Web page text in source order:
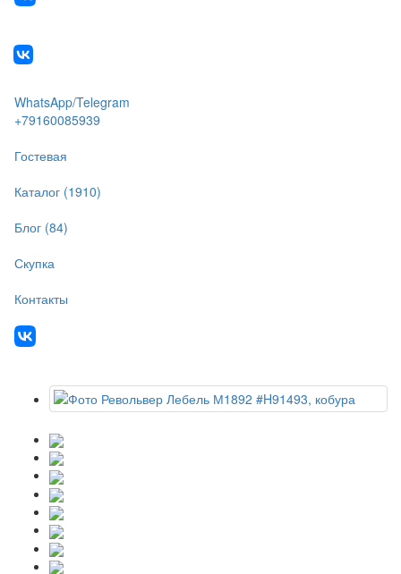
WhatsApp/Telegram
+79160085939
Гостевая
Каталог (1910)
Блог (84)
Скупка
Контакты